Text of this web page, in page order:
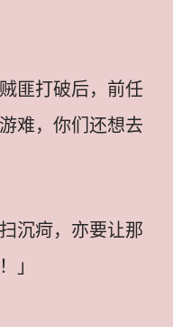
匪打破后，前任
难，你们还想去
沉疴，亦要让那
」